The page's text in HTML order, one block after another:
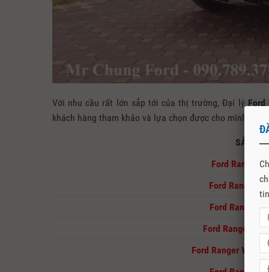
Với nhu cầu rất lớn sắp tới của thị trường, Đại lý Ford
khách hàng tham khảo và lựa chọn được cho mình
SẢN
Ford Ranger
Ford Ranger
Ford Ranger
Ford Ranger
Ford Ranger